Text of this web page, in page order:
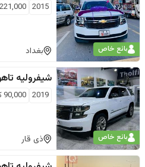
بائع خاص
2015
221,000
بغداد
بائع خاص
شيفروليه
2019
90,000
ذى قار